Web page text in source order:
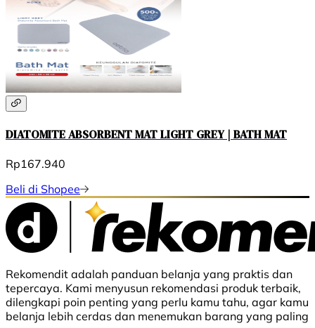
DIATOMITE ABSORBENT MAT LIGHT GREY | BATH MAT
Rp167.940
Beli di Shopee
Rekomendit adalah panduan belanja yang praktis dan
tepercaya. Kami menyusun rekomendasi produk terbaik,
dilengkapi poin penting yang perlu kamu tahu, agar kamu
belanja lebih cerdas dan menemukan barang yang paling